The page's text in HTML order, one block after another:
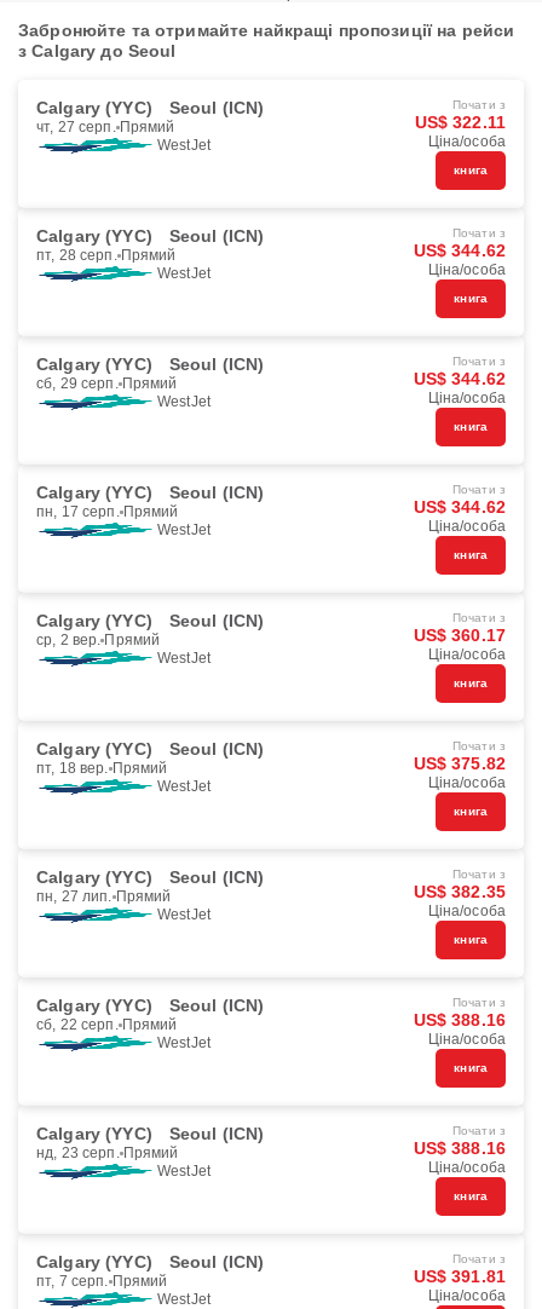
Забронюйте та отримайте найкращі пропозиції на рейси
з Calgary до Seoul
Calgary (YYC) Seoul (ICN)
чт, 27 серп. Прямий
WestJet
Почати з
US$ 322.11
Ціна/особа
книга
Calgary (YYC) Seoul (ICN)
пт, 28 серп. Прямий
WestJet
Почати з
US$ 344.62
Ціна/особа
книга
Calgary (YYC) Seoul (ICN)
сб, 29 серп. Прямий
WestJet
Почати з
US$ 344.62
Ціна/особа
книга
Calgary (YYC) Seoul (ICN)
пн, 17 серп. Прямий
WestJet
Почати з
US$ 344.62
Ціна/особа
книга
Calgary (YYC) Seoul (ICN)
ср, 2 вер. Прямий
WestJet
Почати з
US$ 360.17
Ціна/особа
книга
Calgary (YYC) Seoul (ICN)
пт, 18 вер. Прямий
WestJet
Почати з
US$ 375.82
Ціна/особа
книга
Calgary (YYC) Seoul (ICN)
пн, 27 лип. Прямий
WestJet
Почати з
US$ 382.35
Ціна/особа
книга
Calgary (YYC) Seoul (ICN)
сб, 22 серп. Прямий
WestJet
Почати з
US$ 388.16
Ціна/особа
книга
Calgary (YYC) Seoul (ICN)
нд, 23 серп. Прямий
WestJet
Почати з
US$ 388.16
Ціна/особа
книга
Calgary (YYC) Seoul (ICN)
пт, 7 серп. Прямий
WestJet
Почати з
US$ 391.81
Ціна/особа